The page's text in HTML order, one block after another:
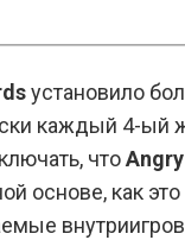
установило
каждый 4-ый
что
основе, как